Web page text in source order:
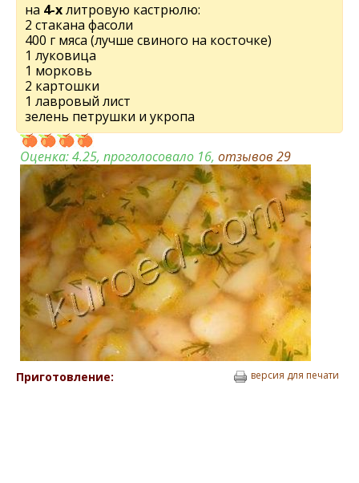
на 4-хлитровую кастрюлю:
2 стакана фасоли
400 г мяса (лучше свиного на косточке)
1 луковица
1 морковь
2 картошки
1 лавровый лист
зелень петрушки и укропа
Оценка:4.25, проголосовало 16, отзывов 29
Приготовление: версия для печати